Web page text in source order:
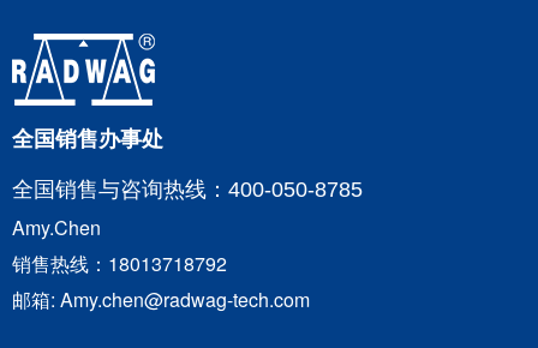
全国销售办事处
全国销售与咨询热线：400-050-8785
Amy.Chen
销售热线：18013718792
邮箱: Amy.chen@radwag-tech.com